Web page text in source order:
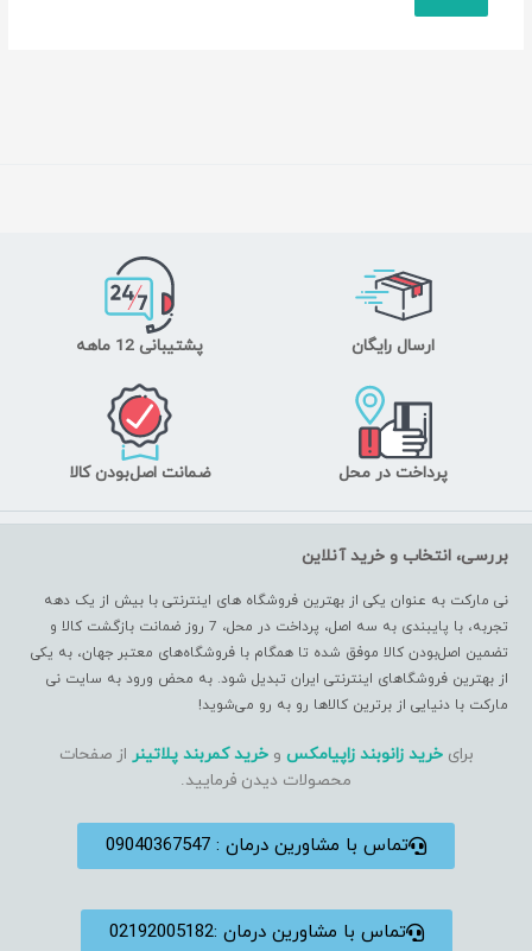
ارسال رایگان پشتیبانی 12 ماهه
پرداخت در محل ضمانت اصل‌بودن کالا
بررسی، انتخاب و خرید آنلاین
نی مارکت به عنوان یکی از بهترین فروشگاه های اینترنتی با بیش از یک دهه
تجربه، با پایبندی به سه اصل، پرداخت در محل، 7 روز ضمانت بازگشت کالا و
تضمین اصل‌بودن کالا موفق شده تا همگام با فروشگاه‌های معتبر جهان، به یکی
از بهترین فروشگاهای اینترنتی ایران تبدیل شود. به محض ورود به سایت نی
مارکت با دنیایی از برترین کالاها رو به رو می‌شوید!
برایخرید زانوبند زاپیامکس وخرید کمربند پلاتینر از صفحات
محصولات دیدن فرمایید.
تماس با مشاورین درمان : 09040367547
تماس با مشاورین درمان :02192005182